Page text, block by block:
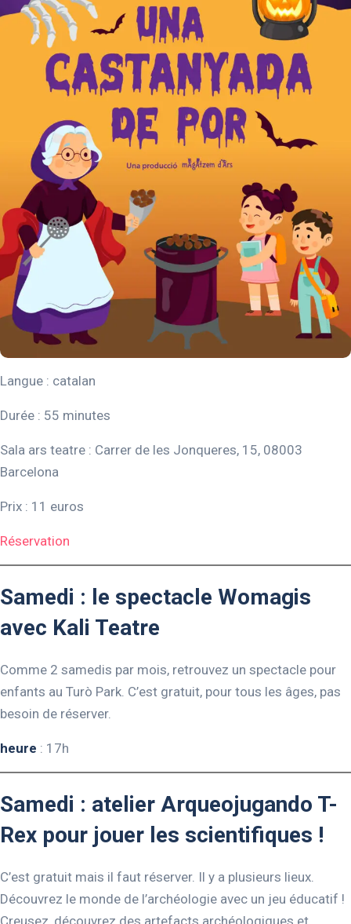
Langue : catalan
Durée : 55 minutes
Sala ars teatre : Carrer de les Jonqueres, 15, 08003
Barcelona
Prix : 11 euros
Réservation
Samedi : le spectacle Womagis
avec Kali Teatre
Comme 2 samedis par mois, retrouvez un spectacle pour
enfants au Turò Park. C’est gratuit, pour tous les âges, pas
besoin de réserver.
heure : 17h
Samedi : atelier Arqueojugando T-
Rex pour jouer les scientifiques !
C’est gratuit mais il faut réserver. Il y a plusieurs lieux.
Découvrez le monde de l’archéologie avec un jeu éducatif !